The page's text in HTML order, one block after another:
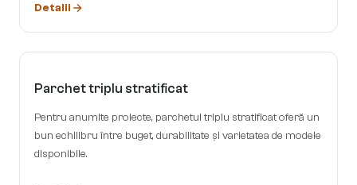
Detalii
Parchet triplu stratificat
Pentru anumite proiecte, parchetul triplu stratificat oferă un
bun echilibru între buget, durabilitate și varietatea de modele
disponibile.